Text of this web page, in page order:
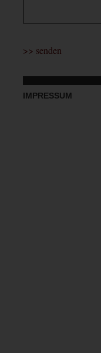
IMPRESSUM